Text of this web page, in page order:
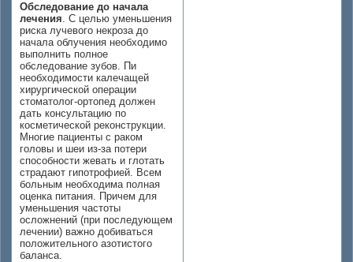
Обследование до начала
лечения. С целью уменьшения
риска лучевого некроза до
начала облучения необходимо
выполнить полное
обследование зубов. Пи
необходимости калечащей
хирургической операции
стоматолог-ортопед должен
дать консультацию по
косметической реконструкции.
Многие пациенты с раком
головы и шеи из-за потери
способности жевать и глотать
страдают гипотрофией. Всем
больным необходима полная
оценка питания. Причем для
уменьшения частоты
осложнений (при последующем
лечении) важно добиваться
положительного азотистого
баланса.